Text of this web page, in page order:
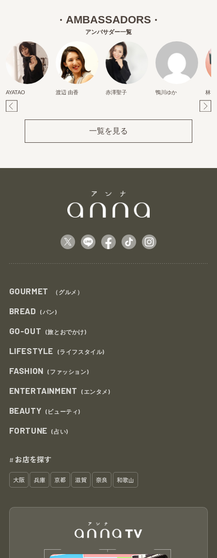
AMBASSADORS
アンバサダー一覧
AYATAO 渡辺 由香 赤澤聖子 鴨川ゆか 林マ
一覧を見る
GOURMET （グルメ）
BREAD (パン)
GO-OUT (旅とおでかけ)
LIFESTYLE (ライフスタイル)
FASHION (ファッション)
ENTERTAINMENT (エンタメ)
BEAUTY (ビューティ)
FORTUNE (占い)
# お店を探す
大阪 兵庫 京都 滋賀 奈良 和歌山